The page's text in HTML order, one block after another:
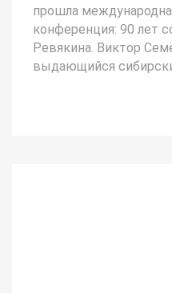
прошла
конференция: 90 лет
Ревякина. Виктор
выдающийся